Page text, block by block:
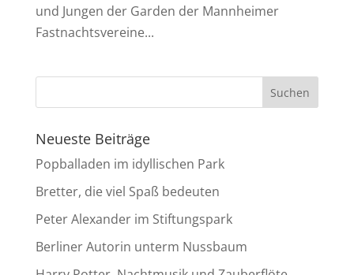
und Jungen der Garden der Mannheimer
Fastnachtsvereine...
Neueste Beiträge
Popballaden im idyllischen Park
Bretter, die viel Spaß bedeuten
Peter Alexander im Stiftungspark
Berliner Autorin unterm Nussbaum